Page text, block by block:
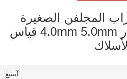
المجلفن الصغيرة
التراب سياج الجدار 4.0mm 5.0mm قياس
الأسلاك
آنبينغ